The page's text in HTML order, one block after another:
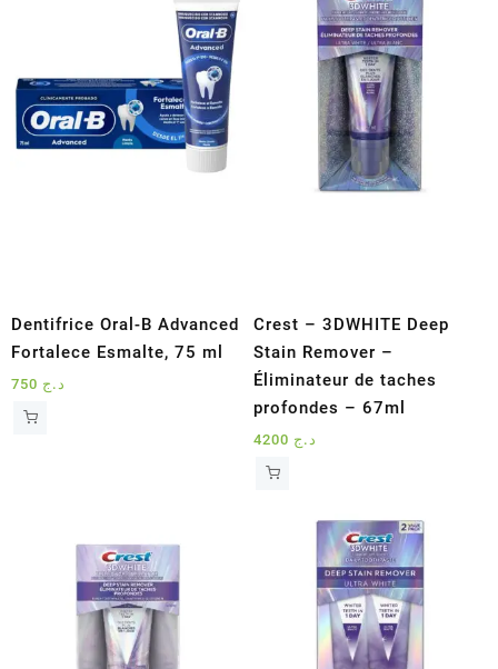
ancien
Dentifrice Oral-B Advanced
Fortalece Esmalte, 75 ml
د.ج
Crest – 3DWHITE Deep
Stain Remover –
Éliminateur de taches
profondes – 67ml
د.ج